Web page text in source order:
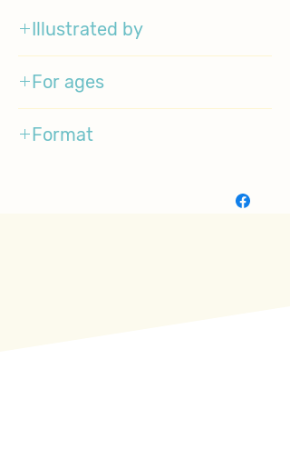
Illustrated by
For ages
Format